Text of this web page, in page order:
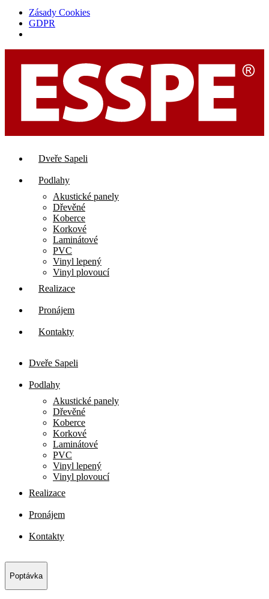
Zásady Cookies
GDPR
Dveře Sapeli
Podlahy
Akustické panely
Dřevěné
Koberce
Korkové
Laminátové
PVC
Vinyl lepený
Vinyl plovoucí
Realizace
Pronájem
Kontakty
Dveře Sapeli
Podlahy
Akustické panely
Dřevěné
Koberce
Korkové
Laminátové
PVC
Vinyl lepený
Vinyl plovoucí
Realizace
Pronájem
Kontakty
Poptávka